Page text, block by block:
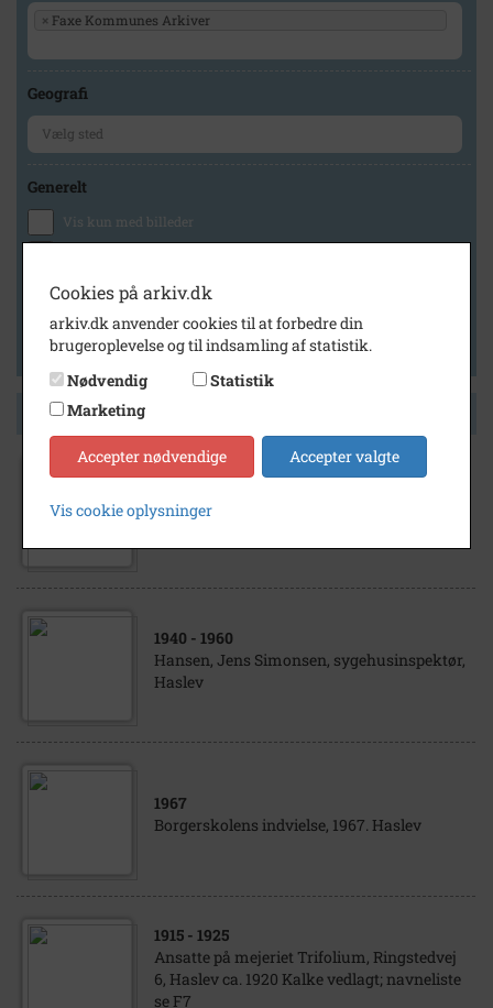
× Faxe Kommunes Arkiver
Geografi
Generelt
Vis kun med billeder
Vis kun med lydklip
Vis kun med kilder
Vis kun med geo-tag
Side 1 af 1
1960- 1980
sygehusinspektør Jens Simonsen Hansen,
1940 - 1960
Hansen, Jens Simonsen, sygehusinspektør,
Haslev
1967
Borgerskolens indvielse, 1967. Haslev
1915 - 1925
Ansatte på mejeriet Trifolium, Ringstedvej
6, Haslev ca. 1920 Kalke vedlagt; navneliste
se F7
Cookies på arkiv.dk
arkiv.dk anvender cookies til at forbedre din
brugeroplevelse og til indsamling af statistik.
Nødvendig
Statistik
Marketing
Accepter nødvendige Accepter valgte
Vis cookie oplysninger